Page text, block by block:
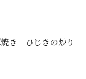
き ひじきの炒り